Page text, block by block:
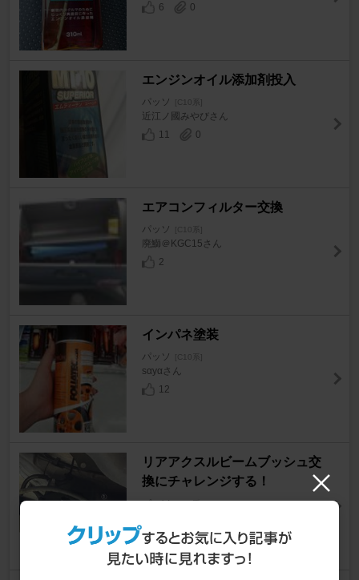
6
0
エンジンオイル添加剤投入
パッソ [C10系]
近江ノ國みやびさん
11
0
エアコンフィルター交換
パッソ [C10系]
廃鰤＠KGC15さん
2
インパネ塗装
パッソ [C10系]
sαyαさん
12
リアアクスルビームブッシュ交
換にチャレンジする！
パッソ [C10系]
68